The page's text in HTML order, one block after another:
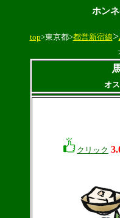
ホン
top>東京都>都営新宿線>
オ
クリック